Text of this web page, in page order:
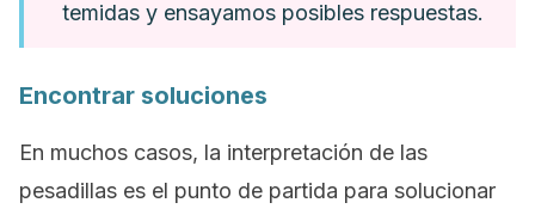
temidas y ensayamos posibles respuestas.
Encontrar soluciones
En muchos casos, la interpretación de las
pesadillas es el punto de partida para solucionar